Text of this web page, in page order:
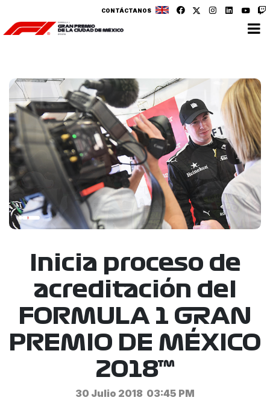
CONTÁCTANOS
Inicia proceso de
acreditación del
FORMULA 1 GRAN
PREMIO DE MÉXICO
2018™
30 Julio 2018 03:45 PM